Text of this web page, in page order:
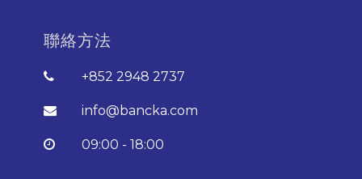
聯絡方法
+852 2948 2737
info@bancka.com
09:00 - 18:00